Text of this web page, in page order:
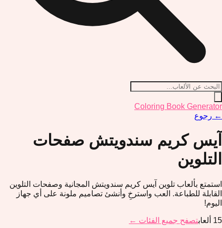
Coloring Book Generator
← رجوع
آيس كريم سندويتش صفحات
التلوين
استمتع بألعاب تلوين آيس كريم سندويتش المجانية وصفحات التلوين
القابلة للطباعة. العب واسترخِ وأنشئ تصاميم ملونة على أي جهاز
اليوم!
15 ألعابتصفح جميع الفئات ←